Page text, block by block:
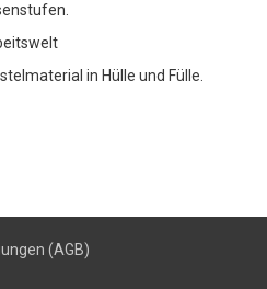
in Hülle und Fülle.
(AGB)